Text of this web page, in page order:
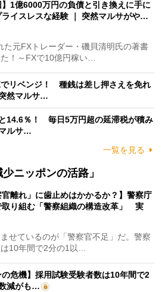
】1億6000万円の負債と引き換えに手に
ライスレスな経験 ｜ 突然マルサがや…
元FXトレーダー・磯貝清明氏の著書
！～FXで10億円稼い…
でリベンジ！ 種銭は差し押さえを免れ
然マルサ…
と14.6％！ 毎日5万円超の延滞税が積み
ルサ…
一覧を見る
ニッポンの活路」
官離れ」に歯止めはかかるか？】警察庁
取り組む「警察組織の構造改革」 実
せているのが「警察官不足」だ。警察
10年間で2分の1以…
の危機】採用試験受験者数は10年間で2
減がも…